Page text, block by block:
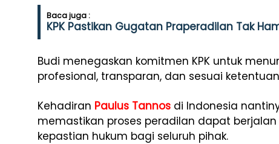
Baca juga :
KPK Pastikan Gugatan Praperadilan Tak
Budi menegaskan komitmen KPK untuk
profesional, transparan, dan sesuai
Kehadiran Paulus Tannos di Indonesia
memastikan proses peradilan dapat
kepastian hukum bagi seluruh pihak.